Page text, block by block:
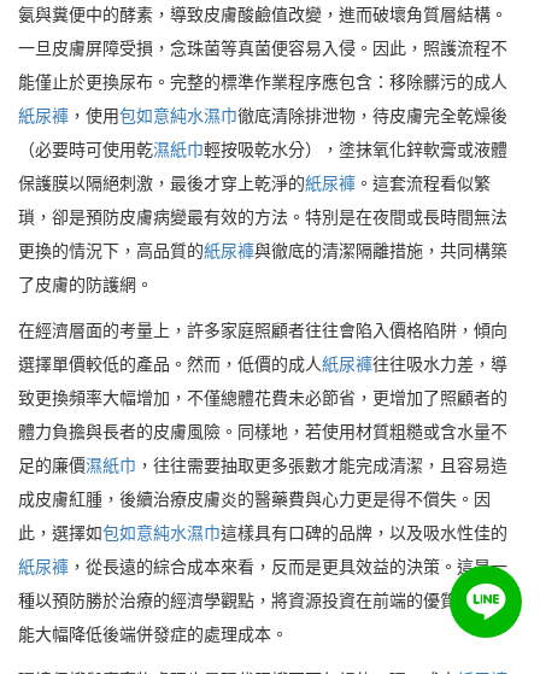
氨與糞便中的酵素，導致皮膚酸鹼值改變，進而破壞角質層結構。
一旦皮膚屏障受損，念珠菌等真菌便容易入侵。因此，照護流程不
能僅止於更換尿布。完整的標準作業程序應包含：移除髒污的成人
紙尿褲 ，使用包如意純水濕巾徹底清除排泄物，待皮膚完全乾燥後
（必要時可使用乾濕紙巾輕按吸乾水分），塗抹氧化鋅軟膏或液體
保護膜以隔絕刺激，最後才穿上乾淨的紙尿褲 。這套流程看似繁
瑣，卻是預防皮膚病變最有效的方法。特別是在夜間或長時間無法
更換的情況下，高品質的紙尿褲與徹底的清潔隔離措施，共同構築
了皮膚的防護網。
在經濟層面的考量上，許多家庭照顧者往往會陷入價格陷阱，傾向
選擇單價較低的產品。然而，低價的成人紙尿褲往往吸水力差，導
致更換頻率大幅增加，不僅總體花費未必節省，更增加了照顧者的
體力負擔與長者的皮膚風險。同樣地，若使用材質粗糙或含水量不
足的廉價濕紙巾 ，往往需要抽取更多張數才能完成清潔，且容易造
成皮膚紅腫，後續治療皮膚炎的醫藥費與心力更是得不償失。因
此，選擇如包如意純水濕巾這樣具有口碑的品牌，以及吸水性佳的
紙尿褲 ，從長遠的綜合成本來看，反而是更具效益的決策。這是一
種以預防勝於治療的經濟學觀點，將資源投資在前端的優質耗材，
能大幅降低後端併發症的處理成本。